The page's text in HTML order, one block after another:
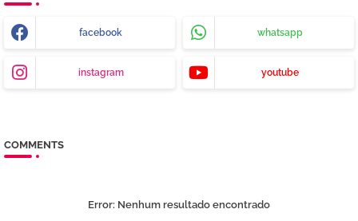
facebook whatsapp
instagram youtube
COMMENTS
Error: Nenhum resultado encontrado